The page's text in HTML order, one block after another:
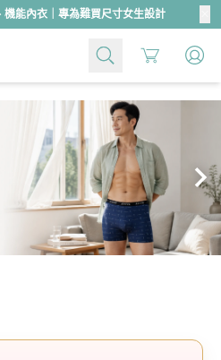
能內衣｜專為難買尺寸女生設計
Cart